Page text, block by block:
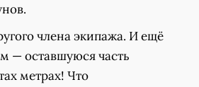
члена экипажа. И ещё
— оставшуюся часть
метрах! Что